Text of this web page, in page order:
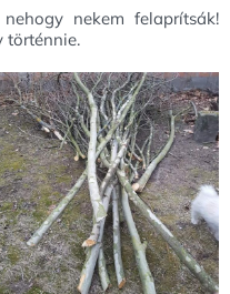
nekem felaprítsák!
történnie.